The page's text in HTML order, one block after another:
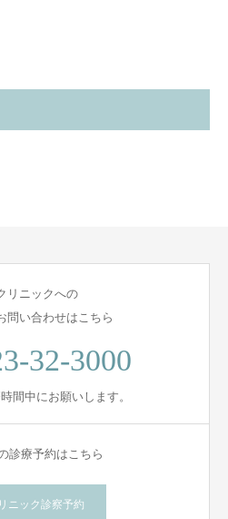
リニックへの
問い合わせはこちら
32-3000
間中にお願いします。
診療予約はこちら
ニック診察予約